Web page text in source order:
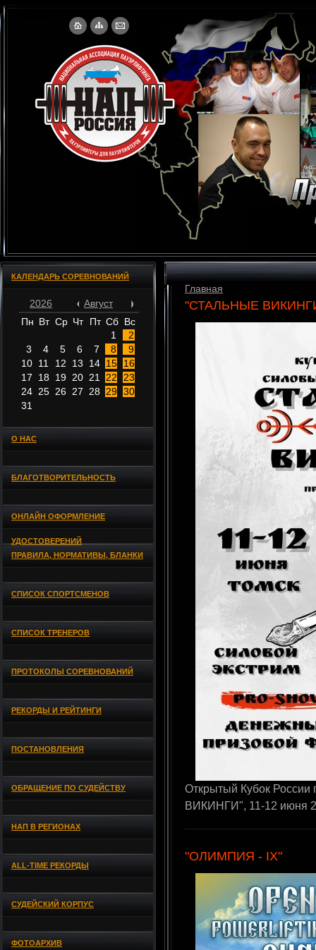
КАЛЕНДАРЬ СОРЕВНОВАНИЙ
2026
Август
Пн Вт Ср Чт Пт Сб Вс
1
2
3
4 5 6 7 8
9
10 11 12 13 14 15
16
17
18 19 20 21 22
23
24 25 26 27 28 29 30
31
О НАС
БЛАГОТВОРИТЕЛЬНОСТЬ
ОНЛАЙН ОФОРМЛЕНИЕ
УДОСТОВЕРЕНИЙ
ПРАВИЛА, НОРМАТИВЫ, БЛАНКИ
СПИСОК СПОРТСМЕНОВ
СПИСОК ТРЕНЕРОВ
ПРОТОКОЛЫ СОРЕВНОВАНИЙ
РЕКОРДЫ И РЕЙТИНГИ
ПОСТАНОВЛЕНИЯ
ОБРАЩЕНИЕ ПО СУДЕЙСТВУ
НАП В РЕГИОНАХ
ALL-TIME РЕКОРДЫ
СУДЕЙСКИЙ КОРПУС
ФОТОАРХИВ
Главная
"СТАЛЬНЫЕ
Открытый Кубок
ВИКИНГИ", 11-12 июня
"ОЛИМПИЯ - IX"